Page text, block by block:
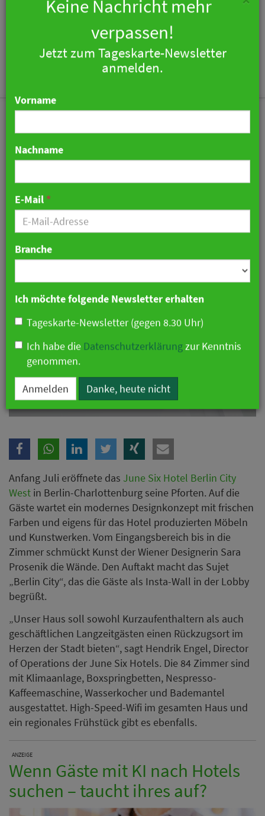
Erstes June Six Hotel in
Berlin eröffnet
15. Juli 2022 12:30 Uhr| Hotellerie
Anfang Juli eröffnete das June Six Hotel Berlin City
West in Berlin-Charlottenburg seine Pforten. Auf die
Gäste wartet ein modernes Designkonzept mit frischen
Farben und eigens für das Hotel produzierten Möbeln
und Kunstwerken. Vom Eingangsbereich bis in die
Zimmer schmückt Kunst der Wiener Designerin Sara
Prosenik die Wände. Den Auftakt macht das Sujet
„Berlin City“, das die Gäste als Insta-Wall in der Lobby
begrüßt.
„Unser Haus soll sowohl Kurzaufenthaltern als auch
geschäftlichen Langzeitgästen einen Rückzugsort im
Herzen der Stadt bieten“, sagt Hendrik Engel, Director
of Operations der June Six Hotels. Die 84 Zimmer sind
mit Klimaanlage, Boxspringbetten, Nespresso-
Kaffeemaschine, Wasserkocher und Bademantel
ausgestattet. High-Speed-Wifi im gesamten Haus und
ein regionales Frühstück gibt es ebenfalls.
ANZEIGE
Wenn Gäste mit KI nach Hotels
suchen – taucht ihres auf?
Keine Nachricht mehr
verpassen!
Jetzt zum Tageskarte-Newsletter
E-Mail*
Ich möchte folgende Newsletter erhalten
Tageskarte-Newsletter (gegen 8.30 Uhr)
Ich habe die
genommen.
Anmelden Danke, heute nicht